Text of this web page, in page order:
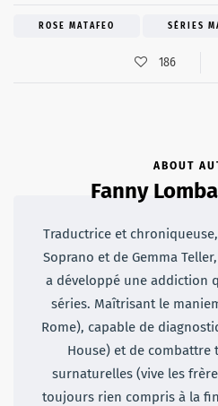
ROSE MATAFEO SÉRIES
186
ABOUT
Fanny
Traductrice et
Soprano et de Gemma
a développé une addiction
séries. Maîtrisant le
Rome), capable de
House) et de combattre
surnaturelles (vive les
toujours rien compris à la